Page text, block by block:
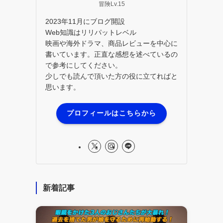
冒険Lv.15
2023年11月にブログ開設
Web知識はリリパットレベル
映画や海外ドラマ、商品レビューを中心に
書いています。正直な感想を述べているの
で参考にしてください。
少しでも読んで頂いた方の役に立てればと
思います。
プロフィールはこちらから
新着記事